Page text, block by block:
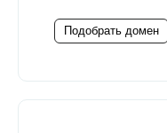
Подобрать домен